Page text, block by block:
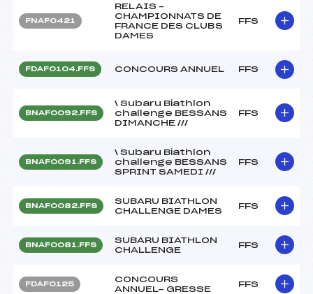
FNAF0421
RELAIS –
CHAMPIONNATS DE
FRANCE DES CLUBS
DAMES
FFS
FDAF0104.FFS CONCOURS ANNUEL FFS
BNAF0092.FFS
\ Subaru Biathlon
challenge BESSANS
DIMANCHE ///
FFS
BNAF0091.FFS
\ Subaru Biathlon
challenge BESSANS
SPRINT SAMEDI ///
FFS
BNAF0082.FFS
SUBARU BIATHLON
CHALLENGE DAMES
FFS
BNAF0081.FFS
SUBARU BIATHLON
CHALLENGE
FFS
FDAF0125
CONCOURS
ANNUEL- GRESSE
FFS